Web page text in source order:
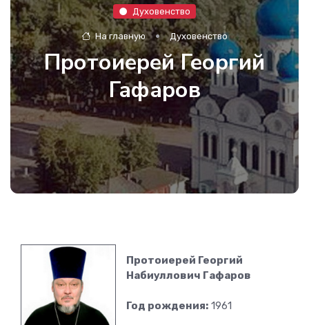
Духовенство
На главную Духовенство
Протоиерей Георгий
Гафаров
Протоиерей Георгий
Набиуллович Гафаров
Год рождения:1961